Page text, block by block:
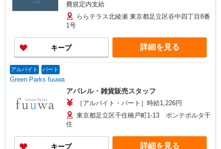
費規定内支給
ららテラス北綾瀬 東京都足立区谷中四丁目8番
1号
キープ 詳細を見る
アルバイト パート
Green Parks fuuwa
アパレル・雑貨販売スタッフ
［アルバイト・パート］時給1,226円
東京都足立区千住橋戸町1-13 ポンテポルタ千
住
キープ 詳細を見る